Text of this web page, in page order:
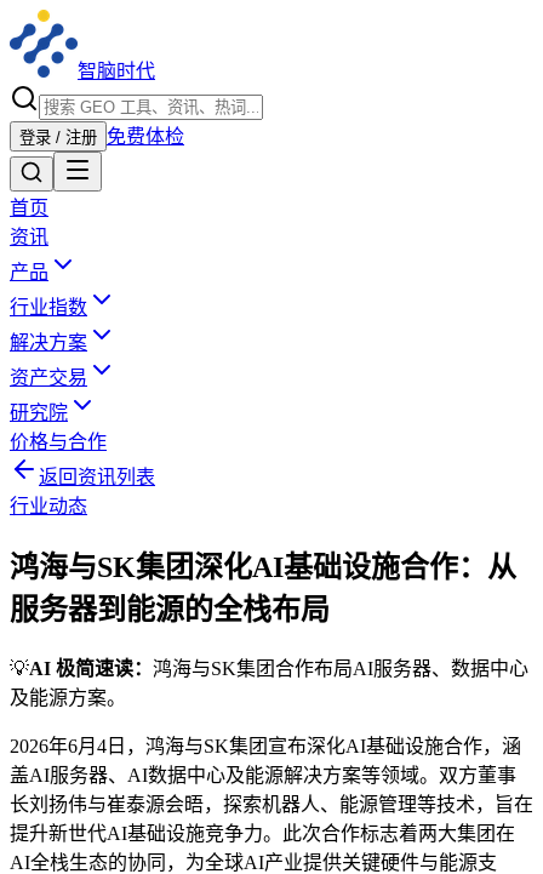
智脑时代
登录 / 注册 免费体检
首页
资讯
产品
行业指数
解决方案
资产交易
研究院
价格与合作
返回资讯列表
行业动态
鸿海与SK集团深化AI基础设施合作：从
服务器到能源的全栈布局
💡AI 极简速读： 鸿海与SK集团合作布局AI服务器、数据中心
及能源方案。
2026年6月4日，鸿海与SK集团宣布深化AI基础设施合作，涵
盖AI服务器、AI数据中心及能源解决方案等领域。双方董事
长刘扬伟与崔泰源会晤，探索机器人、能源管理等技术，旨在
提升新世代AI基础设施竞争力。此次合作标志着两大集团在
AI全栈生态的协同，为全球AI产业提供关键硬件与能源支